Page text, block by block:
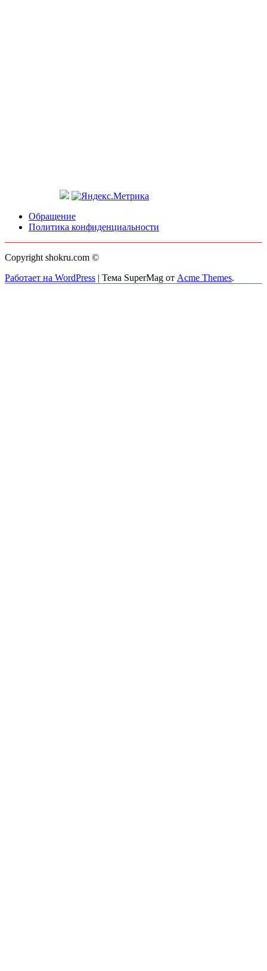
Обращение
Политика конфиденциальности
Copyright shokru.com ©
Работает на WordPress | Тема SuperMag от Acme Themes.